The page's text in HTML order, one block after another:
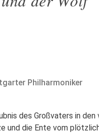
Philharmoniker
des Großvaters in den
und die Ente vom